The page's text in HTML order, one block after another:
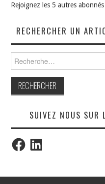
Rejoignez les 5 autres abonnés
RECHERCHER UN
SUIVEZ NOUS SUR
FacebookLinkedIn